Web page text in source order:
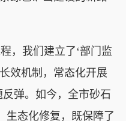
我们建立了‘部门监
效机制，常态化开展
反弹。如今，全市砂石
生态化修复，既保障了